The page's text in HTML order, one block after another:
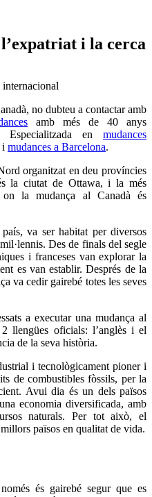
i la cerca
internacional
no dubteu a contactar amb
amb més de 40 anys
Especialitzada en mudances
i mudances a Barcelona.
organitzat en deu províncies
la ciutat de Ottawa, i la més
on la mudança al Canadà és
va ser habitat per diversos
Des de finals del segle
i franceses van explorar la
es van establir. Després de la
va cedir gairebé totes les seves
a executar una mudança al
llengües oficials: l’anglès i el
de la seva història.
i tecnològicament pioner i
de combustibles fòssils, per la
Avui dia és un dels països
economia diversificada, amb
naturals. Per tot això, el
països en qualitat de vida.
és gairebé segur que es